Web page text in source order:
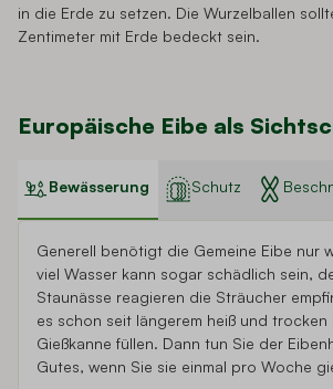
in die Erde zu setzen. Die Wurzelballen
Zentimeter mit Erde bedeckt sein.
Europäische Eibe als
Bewässerung Schutz
Generell benötigt die Gemeine Eibe nur
viel Wasser kann sogar schädlich sein,
Staunässe reagieren die Sträucher
es schon seit längerem heiß und trocken
Gießkanne füllen. Dann tun Sie der
Gutes, wenn Sie sie einmal pro Woche